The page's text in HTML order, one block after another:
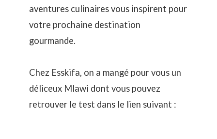
aventures culinaires vous inspirent pour
votre prochaine destination
gourmande.
Chez Esskifa, on a mangé pour vous un
déliceux Mlawi dont vous pouvez
retrouver le test dans le lien suivant :